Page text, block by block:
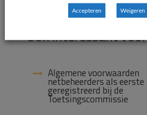
Ook interessant
Algemene voorwaarden
netbeheerders als eerste
geregistreerd bij de
Toetsingscommissie
Accepteren Weigeren